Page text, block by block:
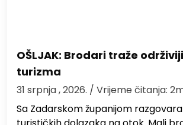
OŠLJAK: Brodari traže
turizma
31 srpnja , 2026. / Vrijeme čitanja:
Sa Zadarskom županijom